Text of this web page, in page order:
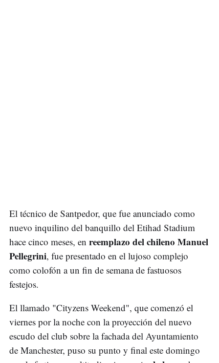
El técnico de Santpedor, que fue anunciado como
nuevo inquilino del banquillo del Etihad Stadium
hace cinco meses, en reemplazo del chileno Manuel
Pellegrini, fue presentado en el lujoso complejo
como colofón a un fin de semana de fastuosos
festejos.
El llamado "Cityzens Weekend", que comenzó el
viernes por la noche con la proyección del nuevo
escudo del club sobre la fachada del Ayuntamiento
de Manchester, puso su punto y final este domingo